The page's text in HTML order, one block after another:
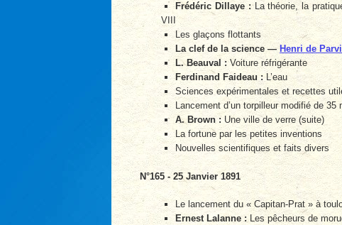
Frédéric Dillaye :La théorie, la
VIII
Les glaçons flottants
La clef de la science —Henri de
L. Beauval : Voiture réfrigérante
Ferdinand Faideau : L’eau
Sciences expérimentales et recettes
Lancement d’un torpilleur modifié de 35
A. Brown : Une ville de verre (suite)
La fortune par les petites inventions
Nouvelles scientifiques et faits divers
N°165 - 25 Janvier 1891
Le lancement du « Capitan-Prat » à
Ernest Lalanne : Les pêcheurs de